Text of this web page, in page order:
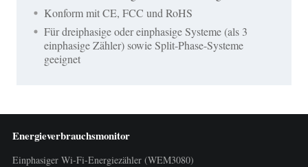
Konform mit CE, FCC und RoHS
Für dreiphasige oder einphasige Systeme (als 3
einphasige Zähler) sowie Split-Phase-Systeme
geeignet
Energieverbrauchsmonitor
Einphasiger Wi-Fi-Energiezähler (WEM3080)